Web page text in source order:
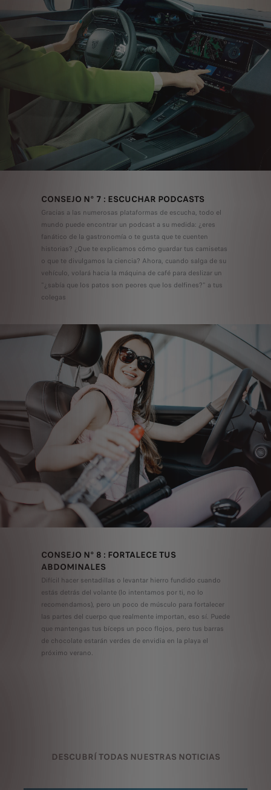
CONSEJO N° 7 : ESCUCHAR PODCASTS
Gracias a las numerosas plataformas de escucha, todo el
mundo puede encontrar un podcast a su medida: ¿eres
fanático de la gastronomía o te gusta que te cuenten
historias? ¿Que te explicamos cómo guardar tus camisetas
o que te divulgamos la ciencia? Ahora, cuando salga de su
vehículo, volará hacia la máquina de café para deslizar un
"¿sabía que los patos son peores que los delfines?" a tus
colegas
CONSEJO N° 8 : FORTALECE TUS
ABDOMINALES
Difícil hacer sentadillas o levantar hierro fundido cuando
estás detrás del volante (lo intentamos por ti, no lo
recomendamos), pero un poco de músculo para fortalecer
las partes del cuerpo que realmente importan, eso sí. Puede
que mantengas tus bíceps un poco flojos, pero tus barras
de chocolate estarán verdes de envidia en la playa el
próximo verano.
DESCUBRÍ TODAS NUESTRAS NOTICIAS